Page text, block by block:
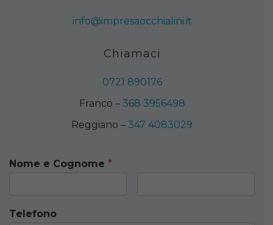
info@impresaocchialini.it
Chiamaci
0721 890176
Franco – 368 3956498
Reggiano – 347 4083029
Nome e Cognome *
Telefono